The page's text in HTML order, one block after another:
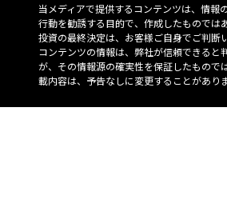
当メディアで提供するコンテンツは、情報
行動を勧誘する目的で、作成したものでは
投資の最終決定は、お客様ご自身でご判断
コンテンツの情報は、弊社が信頼できると
が、その情報源の確実性を保証したもので
載内容は、予告なしに変更することがありま